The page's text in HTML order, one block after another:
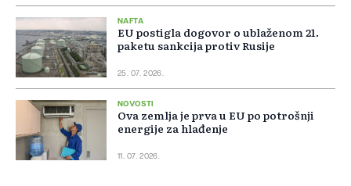
NAFTA
EU postigla dogovor o ublaženom 21.
paketu sankcija protiv Rusije
25. 07. 2026.
NOVOSTI
Ova zemlja je prva u EU po potrošnji
energije za hlađenje
11. 07. 2026.